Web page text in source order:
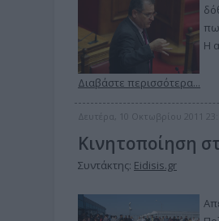
Η
Διαβάστε περισσότερα...
Δευτέρα, 10 Οκτωβρίου 2011
Κινητοποίηση
Συντάκτης: Eidisis.gr